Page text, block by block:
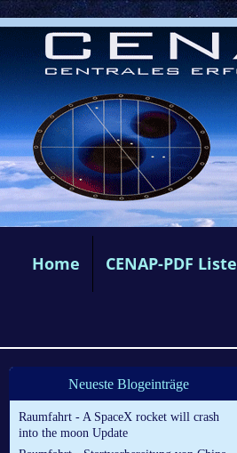
Home CENAP-PDF Liste
Neueste Blogeinträge
Raumfahrt - A SpaceX rocket will crash
into the moon Update